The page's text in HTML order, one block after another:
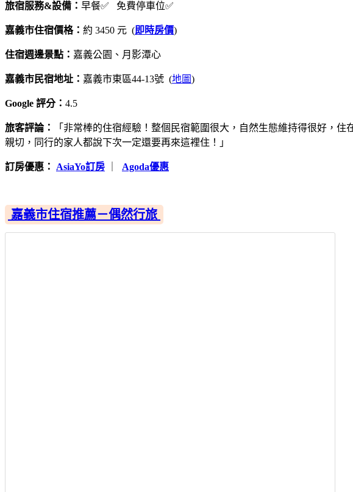
旅宿服務&設備： 早餐✅ 免費停車位✅
嘉義市住宿價格： 約 3450 元 (即時房價)
住宿週邊景點： 嘉義公園、月影潭心
嘉義市民宿地址： 嘉義市東區44-13號 (地圖)
Google 評分： 4.5
旅客評論：
「非常棒的住宿經驗！整個民宿範圍很大，自然生態維持得很好，
親切，同行的家人都說下次一定還要再來這裡住！」
訂房優惠： AsiaYo訂房 Agoda優惠
嘉義市住宿推薦－偶然行旅